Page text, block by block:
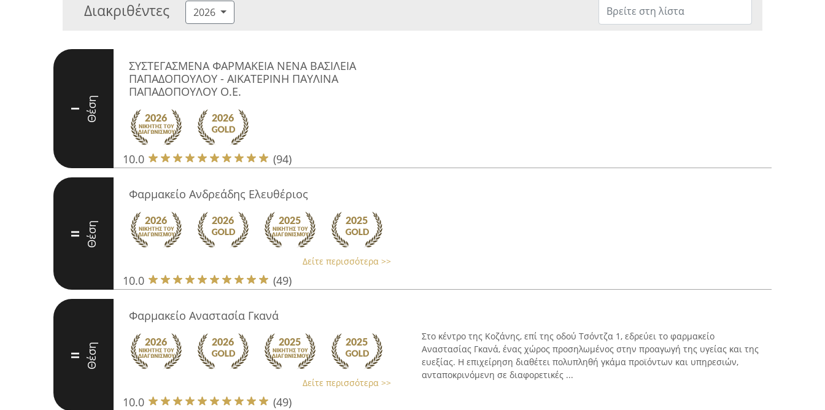
Διακριθέντες 2026
I Θέση
ΣΥΣΤΕΓΑΣΜΕΝΑ ΦΑΡΜΑΚΕΙΑ ΝΕΝΑ ΒΑΣΙΛΕΙΑ
ΠΑΠΑΔΟΠΟΥΛΟΥ - ΑΙΚΑΤΕΡΙΝΗ ΠΑΥΛΙΝΑ
ΠΑΠΑΔΟΠΟΥΛΟΥ Ο.Ε.
10.0 (94)
II Θέση
Φαρμακείο Ανδρεάδης Ελευθέριος
Δείτε περισσότερα >>
10.0 (49)
II Θέση
Φαρμακείο Αναστασία Γκανά
Δείτε περισσότερα >>
10.0 (49)
Στο κέντρο της Κοζάνης, επί της οδού Τσόντζα 1, εδρεύει το φαρμακείο
Αναστασίας Γκανά, ένας χώρος προσηλωμένος στην προαγωγή της υγείας και της
ευεξίας. Η επιχείρηση διαθέτει πολυπληθή γκάμα προϊόντων και υπηρεσιών,
ανταποκρινόμενη σε διαφορετικές ...